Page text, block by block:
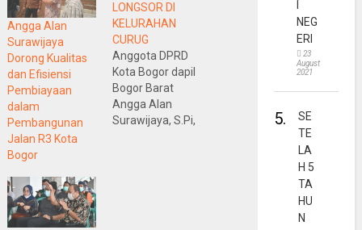
Angga Alan
Surawijaya
Dorong Kualitas
dan Efisiensi
Pembiayaan
dalam
Pembangunan
Jalan R3 Kota
Bogor
LONGSOR DI
KELURAHAN
CURUG
Anggota DPRD
Kota Bogor dapil
Bogor Barat
Angga Alan
Surawijaya, S.Pi,
NEG
ERI
23
August
2021
5.
SE
TE
LA
H 5
TA
HU
N